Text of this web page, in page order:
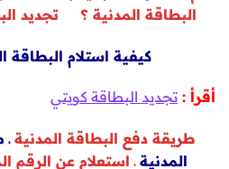
البطاقة المدنية ؟ تجديد
كيفية استلام البطاقة
أقرأ : تجديد البطاقة كويتي
طريقة دفع البطاقة المدنية
المدنيةـ استعلام عن الرقم